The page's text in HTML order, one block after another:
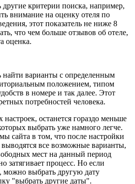
критерии поиска, например,
внимание на оценку отеля по
этот показатель не ниже 8
что чем больше отзывов об отеле,
оценка.
найти варианты с определенным
положением, типом
в номере и так далее. Этот
потребностей человека.
останется гораздо меньше
выбрать уже намного легче.
сайта в том, что после настройки
все возможные варианты,
мест на данный период
затягивает процесс. Но если
можно выбрать другую дату
"выбрать другие даты".